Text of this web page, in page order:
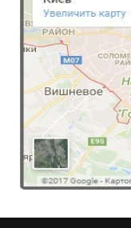
Модное